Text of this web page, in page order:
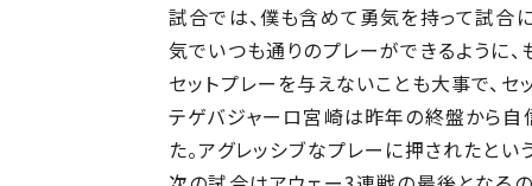
試合では、僕も含めて勇気を持って試合
気でいつも通りのプレーができるように
セットプレーを与えないことも大事で、セ
テゲバジャーロ宮崎は昨年の終盤から自
た。アグレッシブなプレーに押されたと